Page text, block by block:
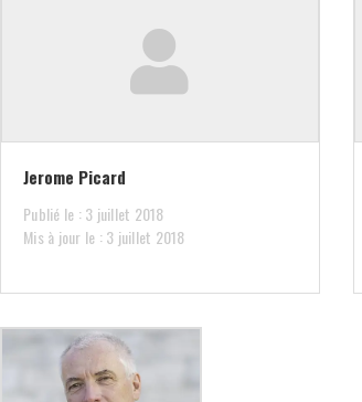
Jerome Picard
Publié le : 3 juillet 2018
Mis à jour le : 3 juillet 2018